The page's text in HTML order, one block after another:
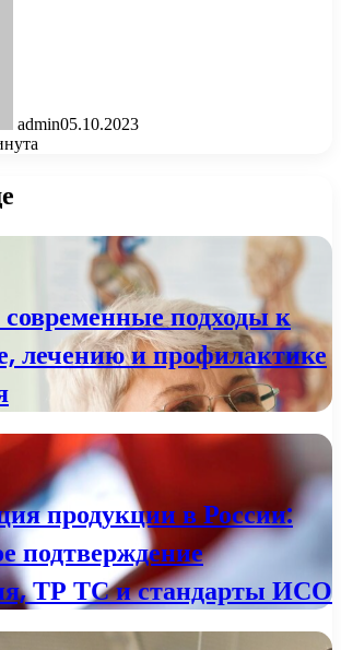
admin05.10.2023
подходы к
лечению и профилактике
продукции в России:
подтверждение
ТР ТС и стандарты ИСО